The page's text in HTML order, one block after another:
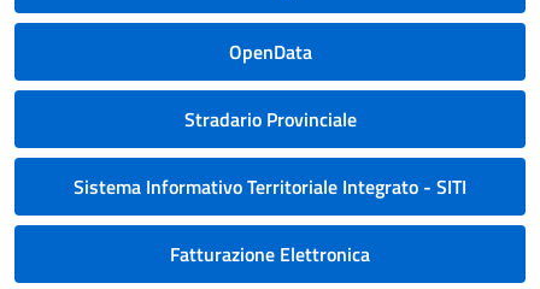
OpenData
Stradario Provinciale
Sistema Informativo Territoriale Integrato - SITI
Fatturazione Elettronica